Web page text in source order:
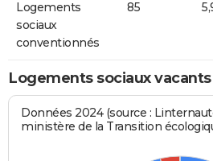
Logements
sociaux
conventionnés
85
Logements sociaux
Données 2024 (source :
ministère de la Transition